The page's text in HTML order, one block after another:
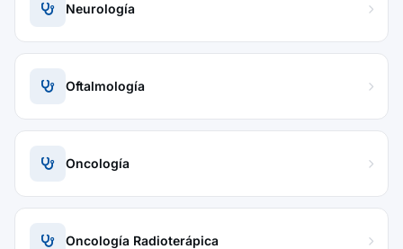
Neurología
Oftalmología
Oncología
Oncología Radioterápica